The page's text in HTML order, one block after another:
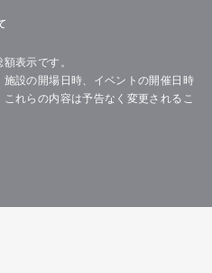
表示です。
設の開場日時、イベントの開催日時
れらの内容は予告なく変更されるこ